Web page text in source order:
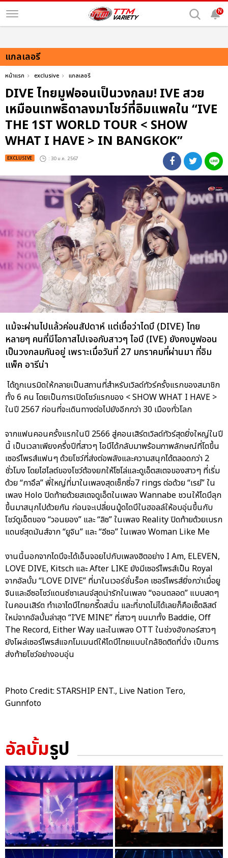
N
แกลเลอรี
หน้าแรก exclusive แกลเลอรี
DIVE ไทยมูฟออนเป็นวงกลม! IVE สวย
เหมือนเทพธิดาลงมาโชว์ที่อิมแพคใน “IVE
THE 1ST WORLD TOUR < SHOW
WHAT I HAVE > IN BANGKOK”
EXCLUSIVE : 30 ม.ค. 2567
แม้จะผ่านไปแล้วค่อนสัปดาห์ แต่เชื่อว่าไดบึ (DIVE) ไทย
หลายๆ คนที่มีโอกาสไปเจอกับสาวๆ ไอบึ (IVE) ยังคงมูฟออน
เป็นวงกลมกันอยู่ เพราะเมื่อวันที่ 27 มกราคมที่ผ่านมา ที่อิม
แพ็ค อารีน่า
ได้ถูกเนรมิตให้กลายเป็นสถานที่สำหรับเวิลด์ทัวร์ครั้งแรกของสมาชิก
ทั้ง 6 คน โดยเป็นการเปิดโชว์แรกของ < SHOW WHAT I HAVE >
ในปี 2567 ก่อนที่จะเดินทางต่อไปยังอีกกว่า 30 เมืองทั่วโลก
จากแฟนคอนครั้งแรกในปี 2566 สู่คอนเสิร์ตเวิลด์ทัวร์สุดยิ่งใหญ่ในปี
นี้ เป็นเวลาเพียงครึ่งปีที่สาวๆ ไอบึได้กลับมาพร้อมภาพลักษณ์ที่โตขึ้น
เซอร์ไพรส์แฟนๆ ด้วยโชว์ที่ส่งต่อพลังและความสนุกได้ตลอดกว่า 2
ชั่วโมง โดยไฮไลต์ของโชว์ต้องยกให้โซโล่และดูเอ็ตสเตจของสาวๆ ที่เริ่ม
ด้วย “กาอึล” พี่ใหญ่ที่มาในเพลงสุดเซ็กซี่อ7 rings ต่อด้วย “เรย์” ใน
เพลง Holo ปิดท้ายด้วยสเตจดูเอ็ตในเพลง Wannabe ชวนให้ไดบึลุก
ขึ้นมาสนุกไปด้วยกัน ก่อนจะเปลี่ยนมู้ดไดบึในฮอลล์ให้อบอุ่นขึ้นกับ
โชว์ดูเอ็ตของ “วอนยอง” และ “ลิซ” ในเพลง Reality ปิดท้ายด้วยเบรก
แดนซ์สุดมันส์จาก “ยูจิน” และ “อีซอ” ในเพลง Woman Like Me
งานนี้นอกจากไดบึจะได้เอ็นจอยไปกับเพลงฮิตอย่าง I Am, ELEVEN,
LOVE DIVE, Kitsch และ After LIKE ยังมีเซอร์ไพรส์เป็น Royal
จากอัลบั้ม “LOVE DIVE” ที่มาในเวอร์ชั่นร็อค เซอร์ไพรส์ยิ่งกว่าเมื่อยู
จินและอีซอโชว์แดนซ์ชาเลนจ์สุดน่ารักในเพลง “งอนตลอด” แบบสดๆ
ในคอนเสิร์ต ทำเอาไดบึไทยกรี๊ดสนั่น และที่ขาดไม่ได้เลยก็คือเซ็ตลิสต์
ใหม่จากอัลบั้มล่าสุด “I’VE MINE” ที่สาวๆ ขนมาทั้ง Baddie, Off
The Record, Either Way และในเพลง OTT ในช่วงอังกอร์สาวๆ
ยังโผล่เซอร์ไพรส์แจกโมเมนต์ให้ไดบึไทยแบบใกล้ชิดติดที่นั่ง เป็นการ
ส่งท้ายโชว์อย่างอบอุ่น
Photo Credit: STARSHIP ENT., Live Nation Tero,
Gunnfoto
อัลบั้มรูป